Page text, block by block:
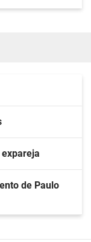
de Paulo